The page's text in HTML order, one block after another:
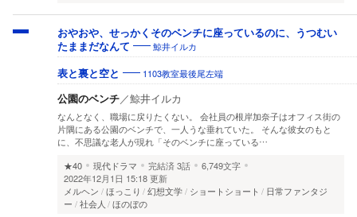
おやおや、せっかくそのベンチに座っているのに、うつむい
たままだなんて
鯨井イルカ
表と裏と空と 1103教室最後尾左端
公園のベンチ／鯨井イルカ
なんとなく、職場に戻りたくない。 会社員の根岸加奈子はオフィス街の
片隅にある公園のベンチで、一人うな垂れていた。 そんな彼女のもと
に、不思議な老人が現れ「そのベンチに座っている…
★40
現代ドラマ 完結済3話
6,749文字
2022年12月1日 15:18 更新
メルヘン
ほっこり 幻想文学 ショートショート
日常ファンタジ
ー
社会人 ほのぼの